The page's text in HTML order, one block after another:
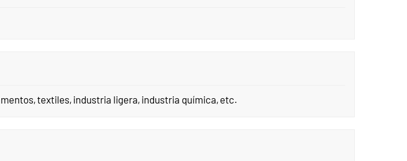
textiles, industria ligera, industria química, etc.